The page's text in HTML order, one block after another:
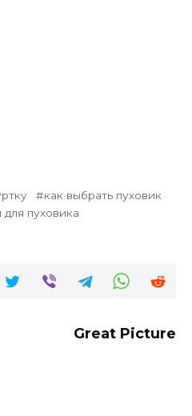
как выбрать пуховик
для пуховика
Great Picture